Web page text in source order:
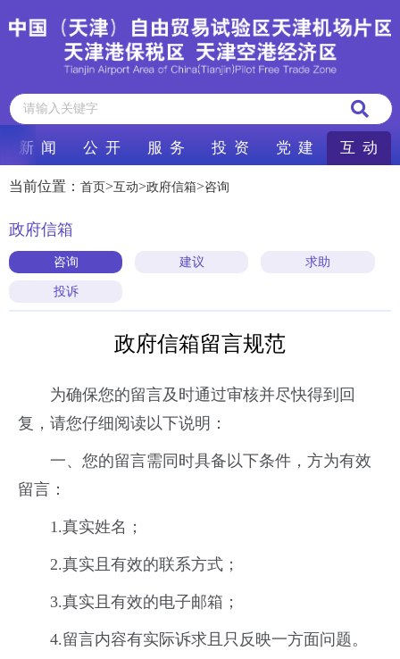
新 闻 公 开 服 务 投 资 党 建 互 动
当前位置： 首页>互动>政府信箱>咨询
政府信箱
咨询 建议 求助
投诉
政府信箱留言规范
为确保您的留言及时通过审核并尽快得到回
复，请您仔细阅读以下说明：
一、您的留言需同时具备以下条件，方为有效
留言：
1.真实姓名；
2.真实且有效的联系方式；
3.真实且有效的电子邮箱；
4.留言内容有实际诉求且只反映一方面问题。